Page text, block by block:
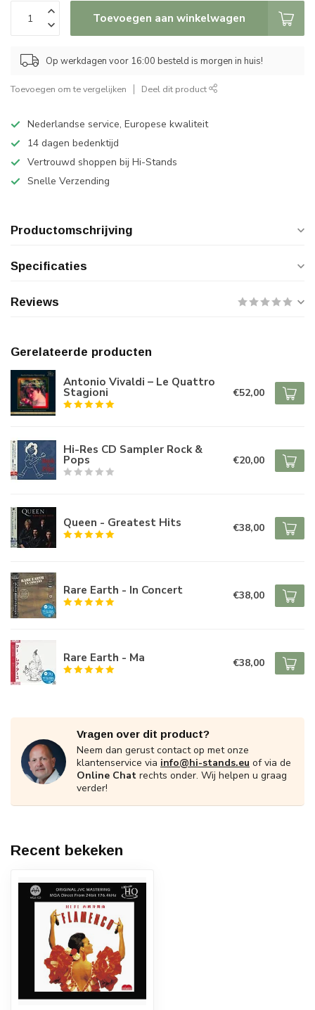
Toevoegen aan winkelwagen
Op werkdagen voor 16:00 besteld is morgen in huis!
Toevoegen om te vergelijken Deel dit product
Nederlandse service, Europese kwaliteit
14 dagen bedenktijd
Vertrouwd shoppen bij Hi-Stands
Snelle Verzending
Productomschrijving
Specificaties
Reviews
Gerelateerde producten
Antonio Vivaldi – Le Quattro
Stagioni €52,00
Hi-Res CD Sampler Rock &
Pops €20,00
Queen - Greatest Hits €38,00
Rare Earth - In Concert €38,00
Rare Earth - Ma €38,00
Vragen over dit product?
Neem dan gerust contact op met onze
klantenservice via info@hi-stands.eu of via de
Online Chat rechts onder. Wij helpen u graag
verder!
Recent bekeken